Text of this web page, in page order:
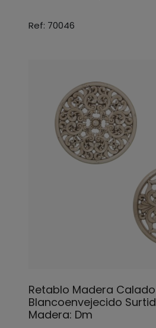
Ref: 70046
Retablo Madera Calado
Blancoenvejecido
Madera: Dm